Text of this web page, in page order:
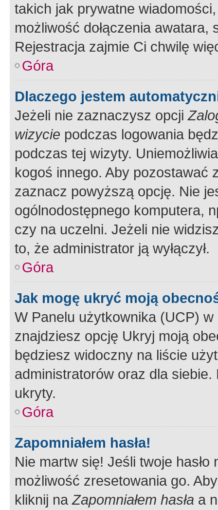
takich jak prywatne
możliwość dołączenia
Rejestracja zajmie Ci chwilę
Góra
Dlaczego jestem
Jeżeli nie zaznaczysz opcji
wizycie podczas logowania
podczas tej wizyty.
kogoś innego. Aby pozostawać
zaznacz powyższą opcję. Nie
ogólnodostępnego komputera,
czy na uczelni. Jeżeli nie
to, że administrator ją wyłączył.
Góra
Jak mogę ukryć moją
W Panelu użytkownika (UCP) w
znajdziesz opcję Ukryj moją
będziesz widoczny na liście
administratorów oraz dla
ukryty.
Góra
Zapomniałem hasła!
Nie martw się! Jeśli twoje
możliwość zresetowania go.
kliknij naZapomniałem hasła a